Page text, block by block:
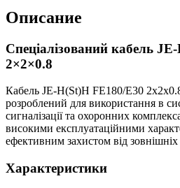
Описание
Спеціалізований кабель
2×2×0.8
Кабель JE-H(St)H FE180/E30
розроблений для використання в
сигналізації та охоронних
високими експлуатаційними
ефективним захистом від зовнішніх
Характеристики